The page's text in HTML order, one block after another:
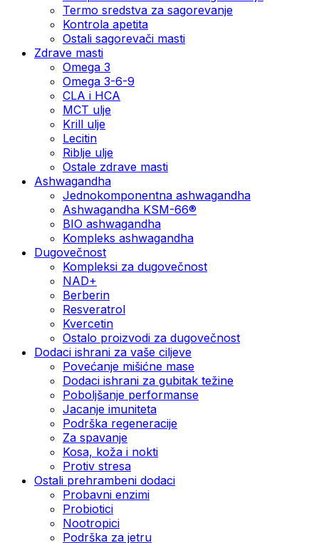
Termo sredstva za sagorevanje
Kontrola apetita
Ostali sagorevači masti
Zdrave masti
Omega 3
Omega 3-6-9
CLA i HCA
MCT ulje
Krill ulje
Lecitin
Riblje ulje
Ostale zdrave masti
Ashwagandha
Jednokomponentna ashwagandha
Ashwagandha KSM-66®
BIO ashwagandha
Kompleks ashwagandha
Dugovečnost
Kompleksi za dugovečnost
NAD+
Berberin
Resveratrol
Kvercetin
Ostalo proizvodi za dugovečnost
Dodaci ishrani za vaše ciljeve
Povećanje mišićne mase
Dodaci ishrani za gubitak težine
Poboljšanje performanse
Jacanje imuniteta
Podrška regeneracije
Za spavanje
Kosa, koža i nokti
Protiv stresa
Ostali prehrambeni dodaci
Probavni enzimi
Probiotici
Nootropici
Podrška za jetru